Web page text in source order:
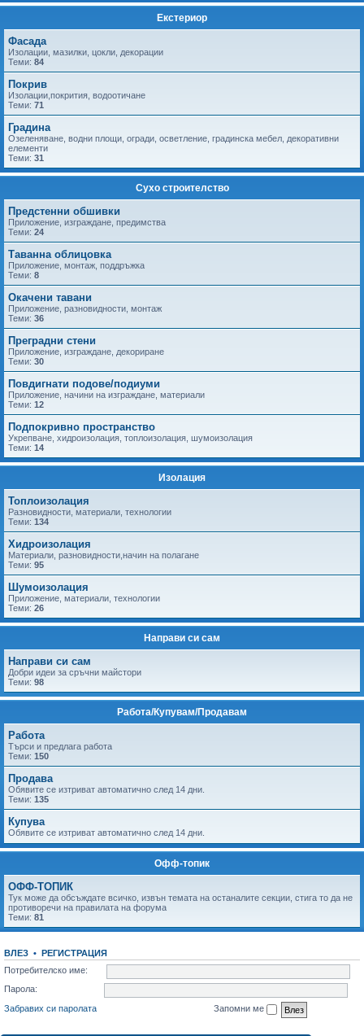
Екстериор
Фасада
Изолации, мазилки, цокли, декорации
Теми: 84
Покрив
Изолации,покрития, водоотичане
Теми: 71
Градина
Озеленяване, водни площи, огради, осветление, градинска мебел, декоративни
елементи
Теми: 31
Сухо строителство
Предстенни обшивки
Приложение, изграждане, предимства
Теми: 24
Таванна облицовка
Приложение, монтаж, поддръжка
Теми: 8
Окачени тавани
Приложение, разновидности, монтаж
Теми: 36
Преградни стени
Приложение, изграждане, декориране
Теми: 30
Повдигнати подове/подиуми
Приложение, начини на изграждане, материали
Теми: 12
Подпокривно пространство
Укрепване, хидроизолация, топлоизолация, шумоизолация
Теми: 14
Изолация
Топлоизолация
Разновидности, материали, технологии
Теми: 134
Хидроизолация
Материали, разновидности,начин на полагане
Теми: 95
Шумоизолация
Приложение, материали, технологии
Теми: 26
Направи си сам
Направи си сам
Добри идеи за сръчни майстори
Теми: 98
Работа/Купувам/Продавам
Работа
Tърси и предлага работа
Теми: 150
Продава
Обявите се изтриват автоматично след 14 дни.
Теми: 135
Купува
Обявите се изтриват автоматично след 14 дни.
Офф-топик
ОФФ-ТОПИК
Тук може да обсъждате всичко, извън темата на останалите секции, стига то да не
противоречи на правилата на форума
Теми: 81
ВЛЕЗ • РЕГИСТРАЦИЯ
Потребителско име:
Парола:
Забравих си паролата
Запомни ме